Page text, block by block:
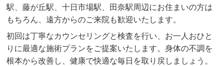
駅、藤が丘駅、十日市場駅、田奈駅周辺にお住まいの方は
もちろん、遠方からのご来院も歓迎いたします。
初回は丁寧なカウンセリングと検査を行い、お一人おひと
りに最適な施術プランをご提案いたします。身体の不調を
根本から改善し、健康で快適な毎日を取り戻しましょう。